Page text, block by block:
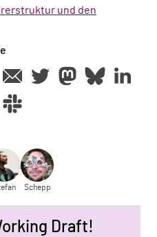
Schepp
Draft!